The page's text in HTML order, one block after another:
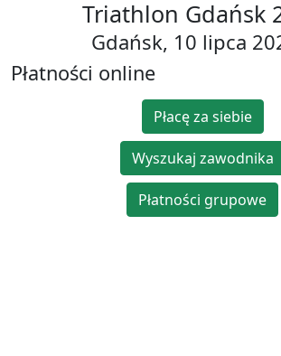
Triathlon Gdańsk
Gdańsk, 10 lipca
Płatności online